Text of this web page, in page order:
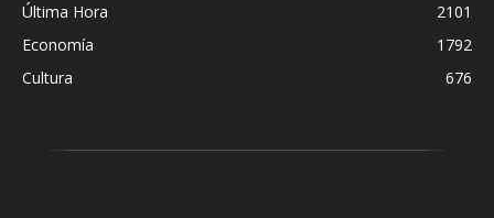
Última Hora
2101
Economía
1792
Cultura
676